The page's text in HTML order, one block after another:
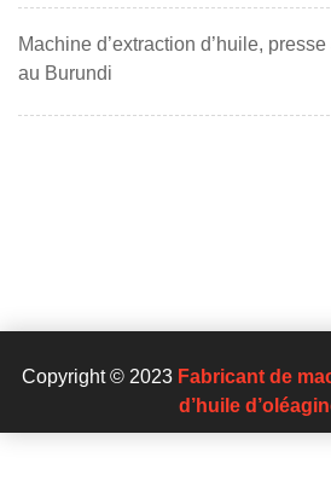
Machine d’extraction d’huile,
au Burundi
Copyright © 2023 Fabricant de
d’huile